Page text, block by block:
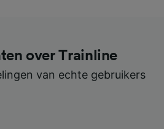
over Trainline
van echte gebruikers